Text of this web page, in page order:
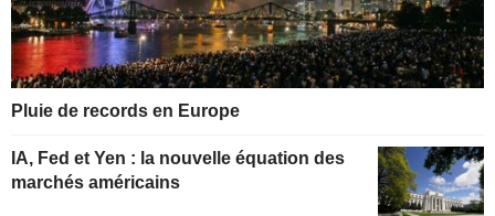
Pluie de records en Europe
IA, Fed et Yen : la nouvelle équation des
marchés américains